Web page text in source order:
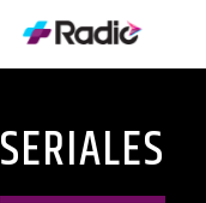
SERIALES